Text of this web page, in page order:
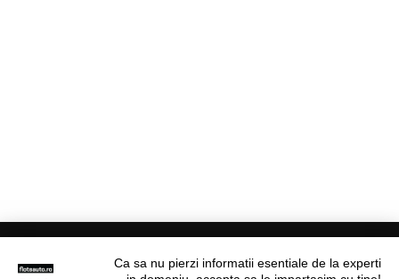
Ca sa nu pierzi informatii esentiale de la experti